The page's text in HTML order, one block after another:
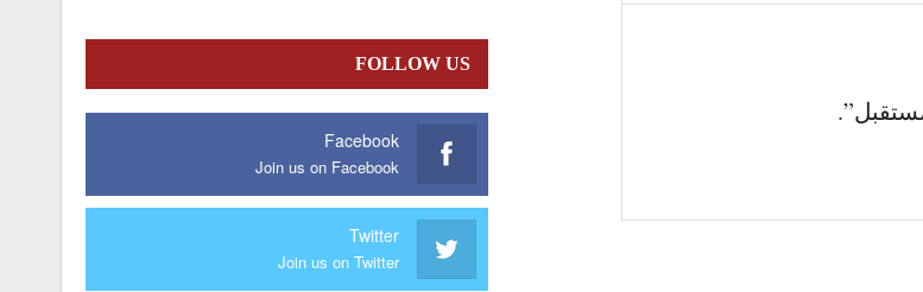
FOLLOW US
Facebook
Join us on Facebook
Twitter
Join us on Twitter